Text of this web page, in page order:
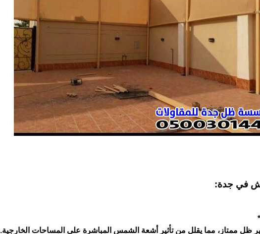
في جدة:
ظل ممتاز، مما يقلل من تأثير أشعة الشمس المباشرة على المساحات الخارجية.